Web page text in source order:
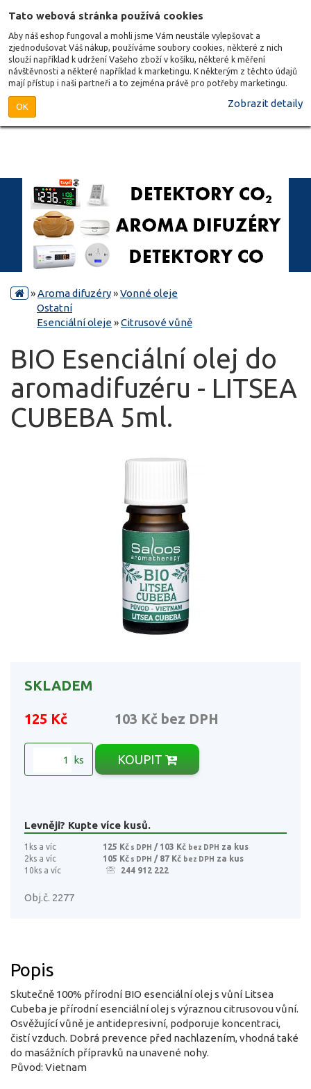
Tato webová stránka používá cookies
Aby náš eshop fungoval a mohli jsme Vám neustále vylepšovat a
zjednodušovat Váš nákup, používáme soubory cookies, některé z nich
slouží například k udržení Vašeho zboží v košíku, některé k měření
návštěvnosti a některé například k marketingu. K některým z těchto údajů
mají přístup i naši partneři a to zejména právě pro potřeby marketingu.
OK Zobrazit detaily
»Aroma difuzéry»Vonné oleje
Ostatní
Esenciální oleje»Citrusové vůně
BIO Esenciální olej do
aromadifuzéru - LITSEA
CUBEBA 5ml.
SKLADEM
125 Kč 103 Kč bez DPH
ks KOUPIT
Levněji? Kupte více kusů.
1ks a víc 125 Kč s DPH / 103 Kč bez DPH za kus
2ks a víc
105 Kč s DPH / 87 Kč bez DPH za kus
10ks a víc
244 912 222
Obj.č. 2277
Popis
Skutečně 100% přírodní BIO esenciální olej s vůní Litsea
Cubeba je přírodní esenciální olej s výraznou citrusovou vůní.
Osvěžující vůně je antidepresivní, podporuje koncentraci,
čistí vzduch. Dobrá prevence před nachlazením, vhodná také
do masážních přípravků na unavené nohy.
Původ: Vietnam